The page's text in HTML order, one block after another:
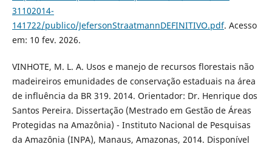
31102014-
141722/publico/JefersonStraatmannDEFINITIVO.pdf. Acesso
em: 10 fev. 2026.
VINHOTE, M. L. A. Usos e manejo de recursos florestais não
madeireiros emunidades de conservação estaduais na área
de influência da BR 319. 2014. Orientador: Dr. Henrique dos
Santos Pereira. Dissertação (Mestrado em Gestão de Áreas
Protegidas na Amazônia) - Instituto Nacional de Pesquisas
da Amazônia (INPA), Manaus, Amazonas, 2014. Disponível